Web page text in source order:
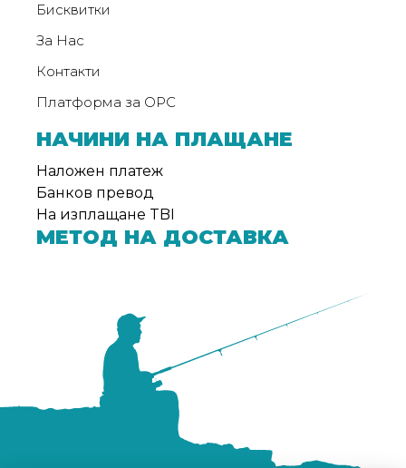
Бисквитки
За Нас
Контакти
Платформа за ОРС
НАЧИНИ НА ПЛАЩАНЕ
Наложен платеж
Банков превод
На изплащане TBI
МЕТОД НА ДОСТАВКА